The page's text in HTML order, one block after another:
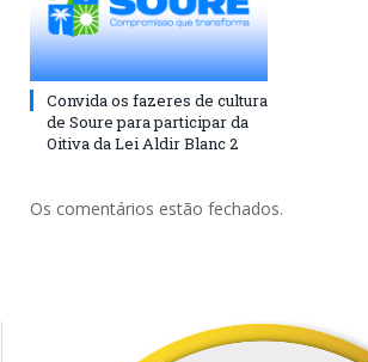
Convida os fazeres de cultura
de Soure para participar da
Oitiva da Lei Aldir Blanc 2
Os comentários estão fechados.